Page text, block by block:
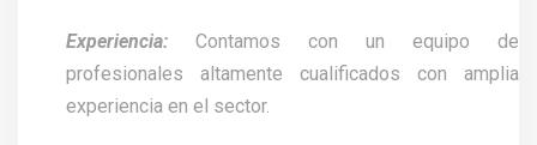
Experiencia:
Contamos con un equipo de
profesionales altamente cualificados con amplia
experiencia en el sector.